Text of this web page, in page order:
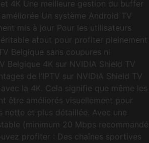
4K Une meilleure gestion du buffer
Un système Android TV
mis à jour Pour les utilisateurs
atout pour profiter pleinement
Belgique sans coupures ni
Belgique 4K sur NVIDIA Shield TV
de l’IPTV sur NVIDIA Shield TV
la 4K. Cela signifie que même les
être améliorés visuellement pour
nette et plus détaillée. Avec une
(minimum 20 Mbps recommandé
profiter : Des chaînes sportives